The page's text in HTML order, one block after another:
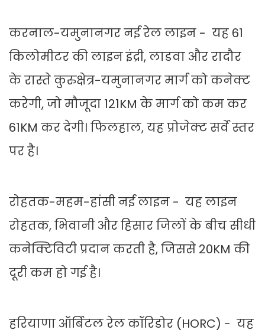
करनाल-यमुनानगर नई रेल लाइन - यह 61
किलोमीटर की लाइन इंद्री, लाडवा और रादौर
के रास्ते कुरुक्षेत्र-यमुनानगर मार्ग को कनेक्ट
करेगी, जो मौजूदा 121KM के मार्ग को कम कर
61KM कर देगी। फिलहाल, यह प्रोजेक्ट सर्वे स्तर
पर है।
रोहतक-महम-हांसी नई लाइन - यह लाइन
रोहतक, भिवानी और हिसार जिलों के बीच सीधी
कनेक्टिविटी प्रदान करती है, जिससे 20KM की
दूरी कम हो गई है।
हरियाणा ऑर्बिटल रेल कॉरिडोर (HORC) - यह